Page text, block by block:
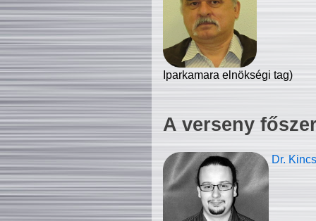
Iparkamara elnökségi tag)
A verseny
Dr.